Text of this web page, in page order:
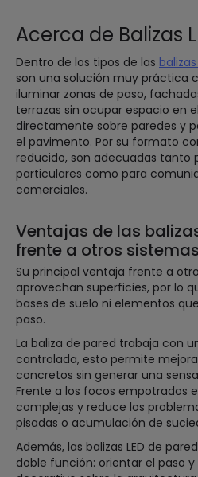
Acerca de Balizas
Dentro de los tipos de las
son una solución muy práctica
iluminar zonas de paso,
terrazas sin ocupar espacio en
directamente sobre paredes y
el pavimento. Por su formato
reducido, son adecuadas tanto
particulares como para
comerciales.
Ventajas de las
frente a otros
Su principal ventaja frente a
aprovechan superficies, por lo
bases de suelo ni elementos
paso.
La baliza de pared trabaja con
controlada, esto permite
concretos sin generar una
Frente a los focos empotrados
complejas y reduce los
pisadas o acumulación de
Además, las balizas LED de
doble función: orientar el paso